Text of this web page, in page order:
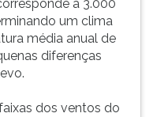
a 3.000
um clima
média anual de
diferenças
dos ventos do